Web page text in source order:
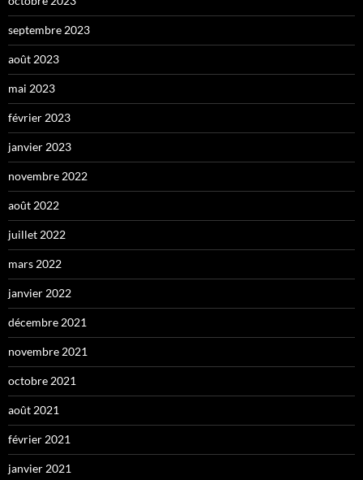
septembre 2023
août 2023
mai 2023
février 2023
janvier 2023
novembre 2022
août 2022
juillet 2022
mars 2022
janvier 2022
décembre 2021
novembre 2021
octobre 2021
août 2021
février 2021
janvier 2021